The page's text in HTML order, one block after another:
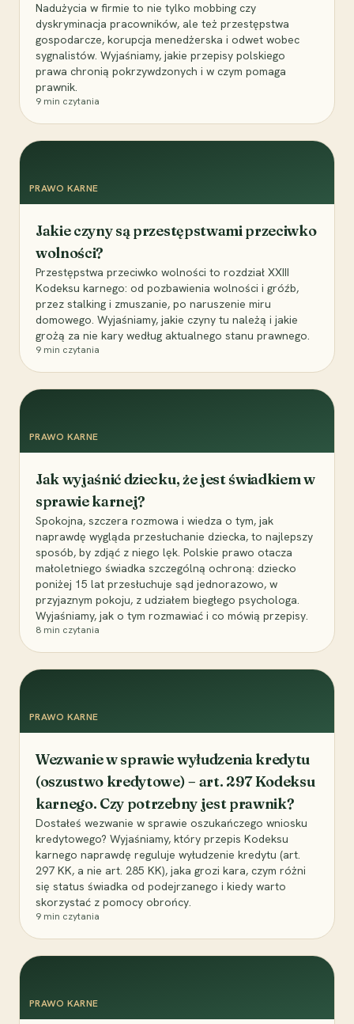
Nadużycia w firmie to nie tylko mobbing czy
dyskryminacja pracowników, ale też przestępstwa
gospodarcze, korupcja menedżerska i odwet wobec
sygnalistów. Wyjaśniamy, jakie przepisy polskiego
prawa chronią pokrzywdzonych i w czym pomaga
prawnik.
9 min czytania
PRAWO KARNE
Jakie czyny są przestępstwami przeciwko
wolności?
Przestępstwa przeciwko wolności to rozdział XXIII
Kodeksu karnego: od pozbawienia wolności i gróźb,
przez stalking i zmuszanie, po naruszenie miru
domowego. Wyjaśniamy, jakie czyny tu należą i jakie
grożą za nie kary według aktualnego stanu prawnego.
9 min czytania
PRAWO KARNE
Jak wyjaśnić dziecku, że jest świadkiem w
sprawie karnej?
Spokojna, szczera rozmowa i wiedza o tym, jak
naprawdę wygląda przesłuchanie dziecka, to najlepszy
sposób, by zdjąć z niego lęk. Polskie prawo otacza
małoletniego świadka szczególną ochroną: dziecko
poniżej 15 lat przesłuchuje sąd jednorazowo, w
przyjaznym pokoju, z udziałem biegłego psychologa.
Wyjaśniamy, jak o tym rozmawiać i co mówią przepisy.
8 min czytania
PRAWO KARNE
Wezwanie w sprawie wyłudzenia kredytu
(oszustwo kredytowe) – art. 297 Kodeksu
karnego. Czy potrzebny jest prawnik?
Dostałeś wezwanie w sprawie oszukańczego wniosku
kredytowego? Wyjaśniamy, który przepis Kodeksu
karnego naprawdę reguluje wyłudzenie kredytu (art.
297 KK, a nie art. 285 KK), jaka grozi kara, czym różni
się status świadka od podejrzanego i kiedy warto
skorzystać z pomocy obrońcy.
9 min czytania
PRAWO KARNE